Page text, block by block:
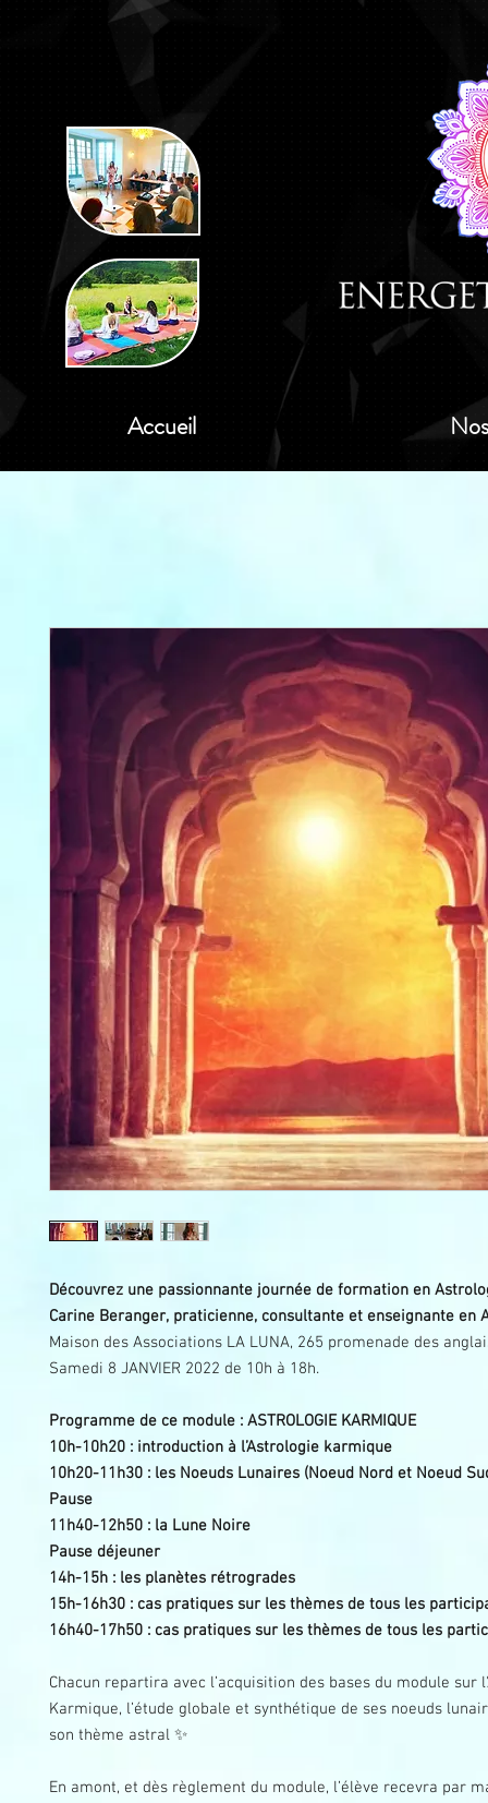
Accueil
Découvrez une passionnante journée de formation en
Carine Beranger, praticienne, consultante et enseignante en
Maison des Associations LA LUNA, 265 promenade des
Samedi 8 JANVIER 2022 de 10h à 18h.
Programme de ce module : ASTROLOGIE KARMIQUE
10h-10h20 : introduction à l’Astrologie karmique
10h20-11h30 : les Noeuds Lunaires (Noeud Nord et Noeud
Pause
11h40-12h50 : la Lune Noire
Pause déjeuner
14h-15h : les planètes rétrogrades
15h-16h30 : cas pratiques sur les thèmes de tous les
16h40-17h50 : cas pratiques sur les thèmes de tous les
Chacun repartira avec l’acquisition des bases du module sur
Karmique, l’étude globale et synthétique de ses noeuds
son thème astral ✨
En amont, et dès règlement du module, l’élève recevra par